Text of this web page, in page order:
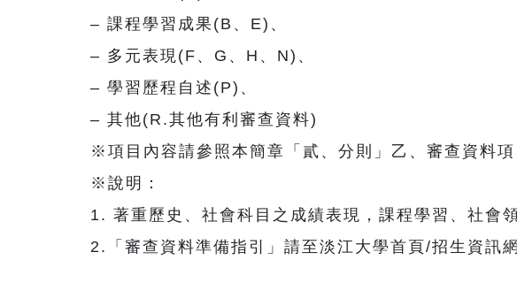
– 課程學習成果(B、E)、
– 多元表現(F、G、H、N)、
– 學習歷程自述(P)、
– 其他(R.其他有利審查資料)
※項目內容請參照本簡章「貳、分則」乙、審查資料
※說明：
1. 著重歷史、社會科目之成績表現，課程學習、社會
2.「審查資料準備指引」請至淡江大學首頁/招生資訊